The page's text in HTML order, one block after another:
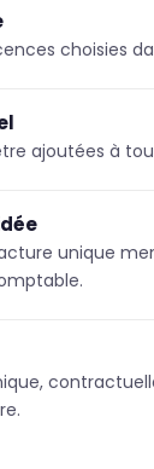
choisies
ajoutées à
unique